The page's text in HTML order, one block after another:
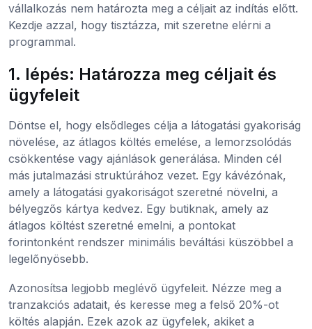
vállalkozás nem határozta meg a céljait az indítás előtt.
Kezdje azzal, hogy tisztázza, mit szeretne elérni a
programmal.
1. lépés: Határozza meg céljait és
ügyfeleit
Döntse el, hogy elsődleges célja a látogatási gyakoriság
növelése, az átlagos költés emelése, a lemorzsolódás
csökkentése vagy ajánlások generálása. Minden cél
más jutalmazási struktúrához vezet. Egy kávézónak,
amely a látogatási gyakoriságot szeretné növelni, a
bélyegzős kártya kedvez. Egy butiknak, amely az
átlagos költést szeretné emelni, a pontokat
forintonként rendszer minimális beváltási küszöbbel a
legelőnyösebb.
Azonosítsa legjobb meglévő ügyfeleit. Nézze meg a
tranzakciós adatait, és keresse meg a felső 20%-ot
költés alapján. Ezek azok az ügyfelek, akiket a